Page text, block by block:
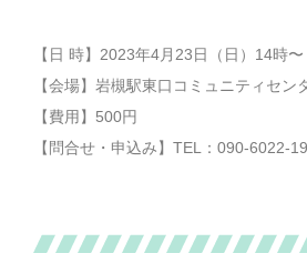
【日 時】2023年4月23日（日）14時〜
【会場】岩槻駅東口コミュニティセン
【費用】500円
【問合せ・申込み】TEL：090-6022-